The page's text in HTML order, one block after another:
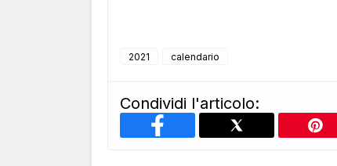
2021 calendario
Condividi l'articolo: